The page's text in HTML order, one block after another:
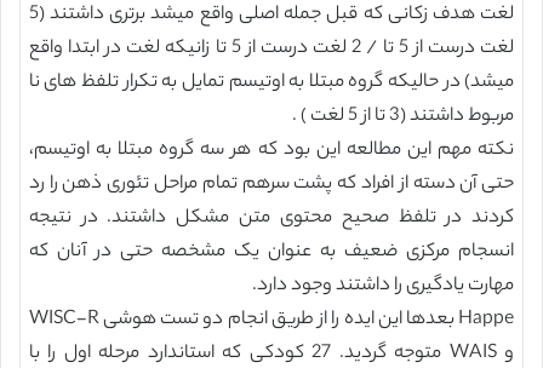
لغت هدف زکانی که قبل جمله اصلی واقع میشد برتری داشتند (5
لغت درست از 5 تا / 2 لغت درست از 5 تا زانیکه لغت در ابتدا واقع
میشد) در حالیکه گروه مبتلا به اوتیسم تمایل به تکرار تلفظ های نا
مربوط داشتند (3 تا از 5 لغت ) .
نکته مهم این مطالعه این بود که هر سه گروه مبتلا به اوتیسم،
حتی آن دسته از افراد که پشت سرهم تمام مراحل تئوری ذهن را رد
کردند در تلفظ صحیح محتوی متن مشکل داشتند. در نتیجه
انسجام مرکزی ضعیف به عنوان یک مشخصه حتی در آنان که
مهارت یادگیری را داشتند وجود دارد.
Happe بعدها این ایده را از طریق انجام دو تست هوشی WISC-R
و WAIS متوجه گردید. 27 کودکی که استاندارد مرحله اول را با